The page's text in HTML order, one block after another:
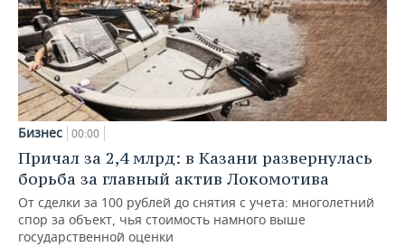
Бизнес 00:00
Причал за 2,4 млрд: в Казани развернулась
борьба за главный актив Локомотива
От сделки за 100 рублей до снятия с учета: многолетний
спор за объект, чья стоимость намного выше
государственной оценки